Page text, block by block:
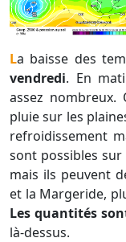
La baisse des
vendredi. En
assez
pluie sur les
refroidissement
sont possibles sur
mais ils peuvent
et la Margeride,
Les quantités
là-dessus.